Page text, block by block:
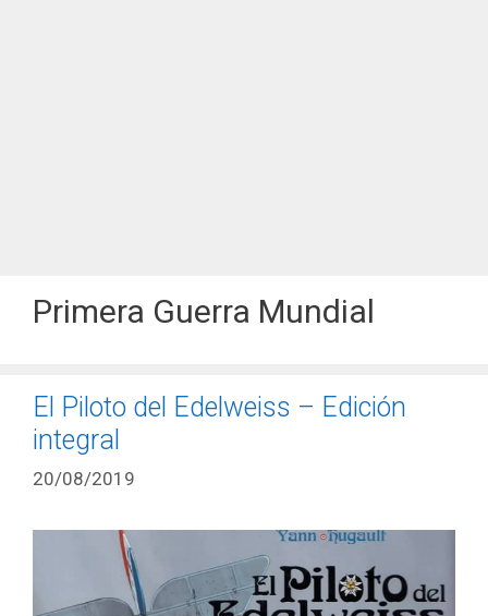
Primera Guerra Mundial
El Piloto del Edelweiss – Edición
integral
20/08/2019